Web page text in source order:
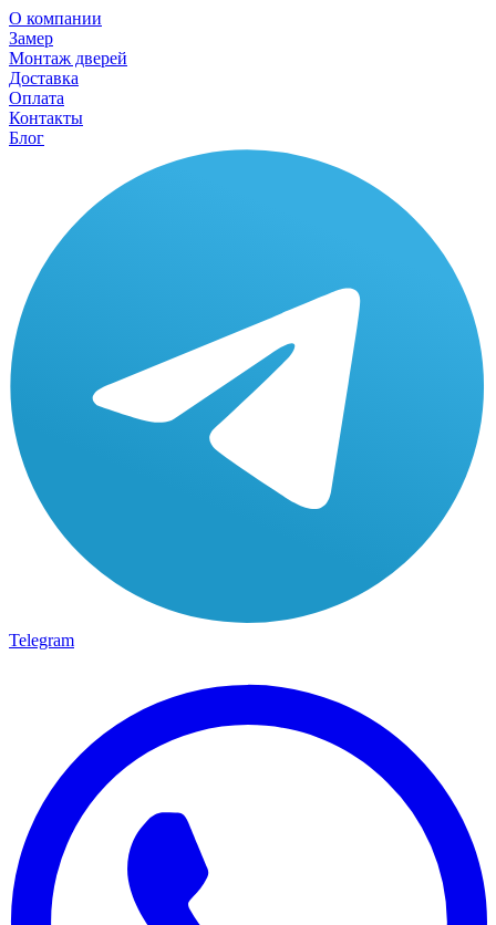
О компании
Замер
Монтаж дверей
Доставка
Оплата
Контакты
Блог
Telegram